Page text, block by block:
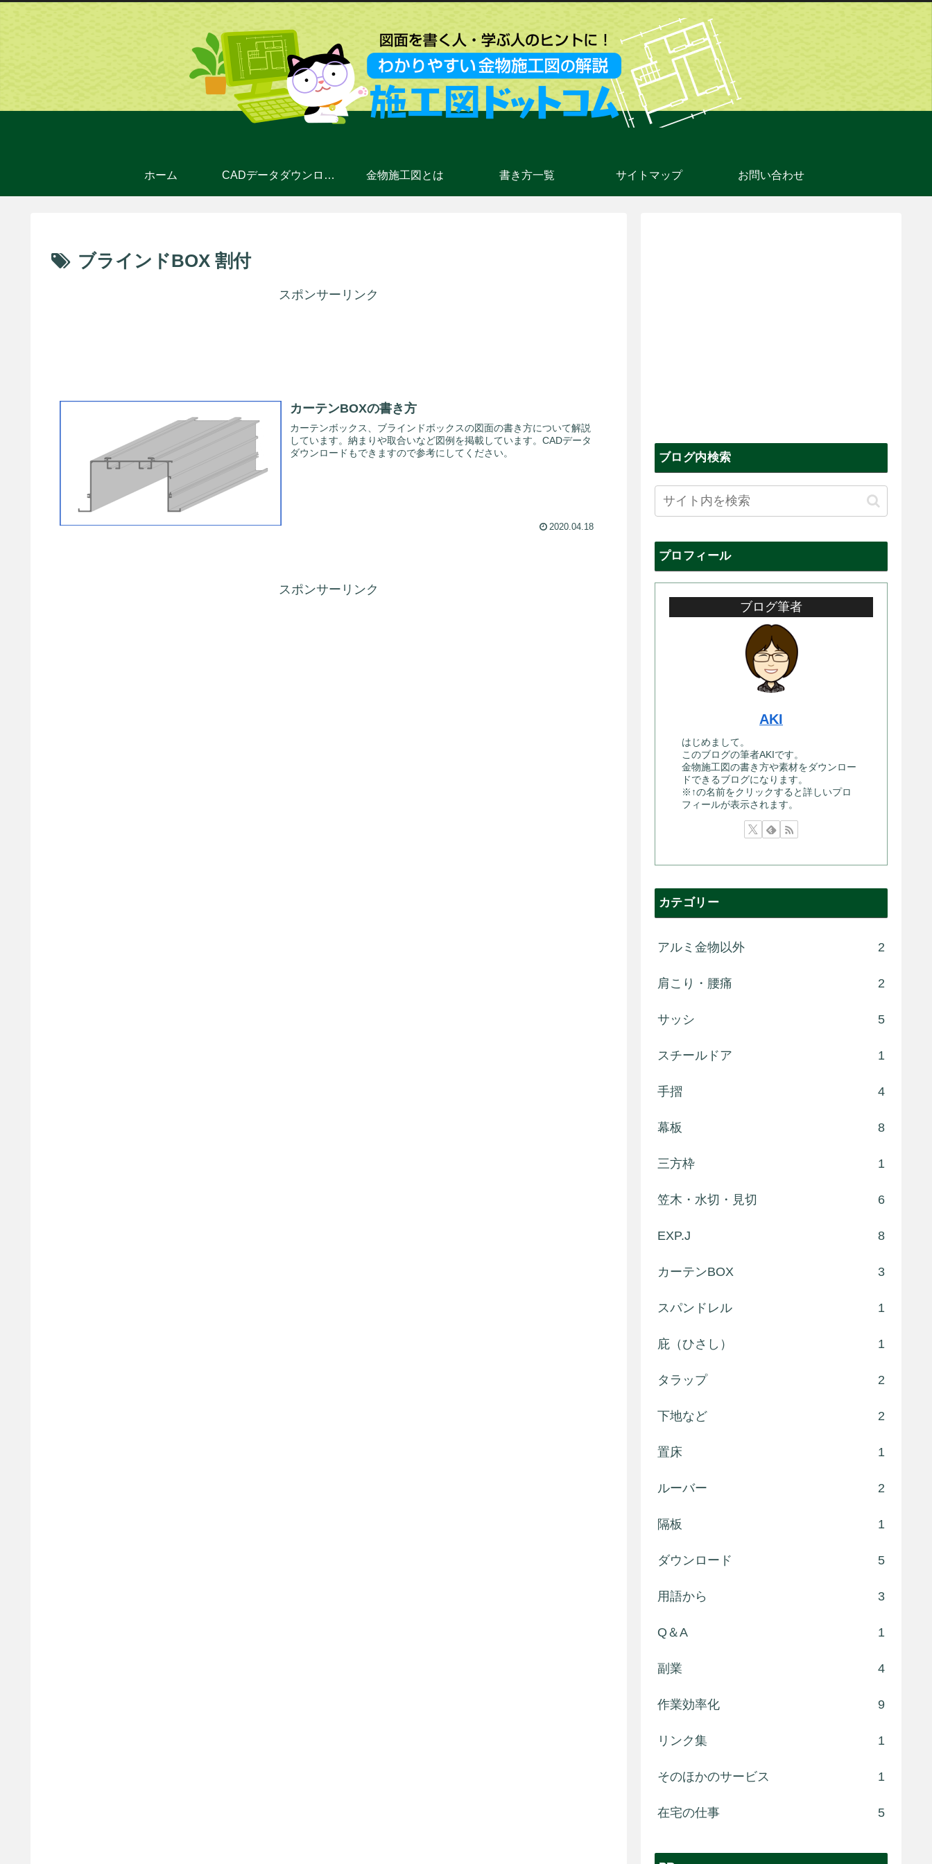
ホーム CADデータダウンロード 金物施工図とは 書き方一覧 サイトマップ お問い合わせ
ブラインドBOX 割付
スポンサーリンク
カーテンBOXの書き方
カーテンボックス、ブラインドボックスの図面の書き方について解説
しています。納まりや取合いなど図例を掲載しています。CADデータ
ダウンロードもできますので参考にしてください。
2020.04.18
スポンサーリンク
ブログ内検索
プロフィール
ブログ筆者
AKI
はじめまして。
このブログの筆者AKIです。
金物施工図の書き方や素材をダウンロー
ドできるブログになります。
※↑の名前をクリックすると詳しいプロ
フィールが表示されます。
カテゴリー
アルミ金物以外 2
肩こり・腰痛 2
サッシ 5
スチールドア 1
手摺 4
幕板 8
三方枠 1
笠木・水切・見切 6
EXP.J 8
カーテンBOX 3
スパンドレル 1
庇（ひさし） 1
タラップ 2
下地など 2
置床 1
ルーバー 2
隔板 1
ダウンロード 5
用語から 3
Q＆A 1
副業 4
作業効率化 9
リンク集 1
そのほかのサービス 1
在宅の仕事 5